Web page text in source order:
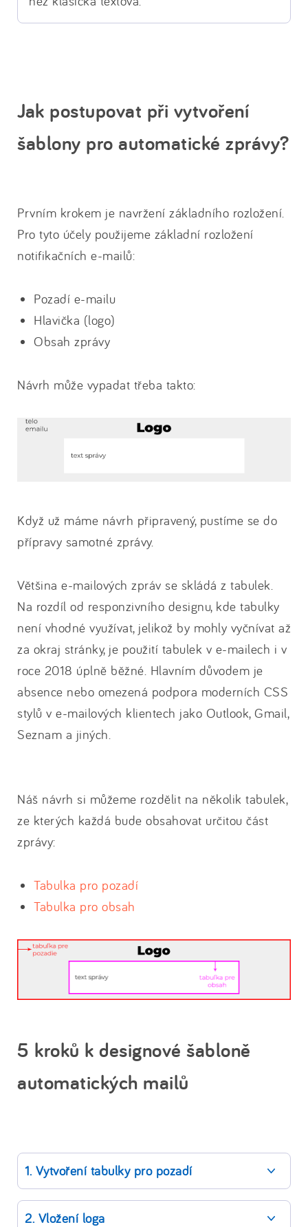
Jak postupovat při vytvoření
šablony pro automatické zprávy?
Prvním krokem je navržení základního rozložení.
Pro tyto účely použijeme základní rozložení
notifikačních e-mailů:
Pozadí e-mailu
Hlavička (logo)
Obsah zprávy
Návrh může vypadat třeba takto:
Když už máme návrh připravený, pustíme se do
přípravy samotné zprávy.
Většina e-mailových zpráv se skládá z tabulek.
Na rozdíl od responzivního designu, kde tabulky
není vhodné využívat, jelikož by mohly vyčnívat až
za okraj stránky, je použití tabulek v e-mailech i v
roce 2018 úplně běžné. Hlavním důvodem je
absence nebo omezená podpora moderních CSS
stylů v e-mailových klientech jako Outlook, Gmail,
Seznam a jiných.
Náš návrh si můžeme rozdělit na několik tabulek,
ze kterých každá bude obsahovat určitou část
zprávy:
Tabulka pro pozadí
Tabulka pro obsah
5 kroků k designové šabloně
automatických mailů
1. Vytvoření tabulky pro pozadí
2. Vložení loga